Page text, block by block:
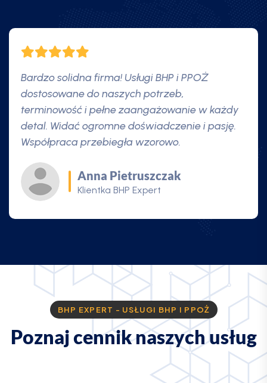
Świetne podejście do klienta i ogromna
wiedza specjalistów. Szkolenia BHP były
prowadzone w ciekawy i praktyczny sposób, a
obsługa PPOŻ bez zarzutu. Bezpieczeństwo
naszej firmy jest teraz na pierwszym miejscu!
Robert Pawłowski
Klient BHP Expert
BHP EXPERT - USŁUGI BHP I PPOŻ
Poznajcenniknaszychusług